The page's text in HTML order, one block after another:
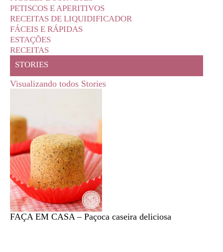
PETISCOS E APERITIVOS
RECEITAS DE LIQUIDIFICADOR
FÁCEIS E RÁPIDAS
ESTAÇÕES
RECEITAS
STORIES
Visualizando todos Stories
FAÇA EM CASA – Paçoca caseira deliciosa